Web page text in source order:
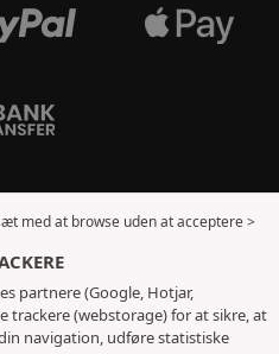
med at browse uden at acceptere >
partnere (Google, Hotjar,
trackere (webstorage) for at sikre, at
navigation, udføre statistiske